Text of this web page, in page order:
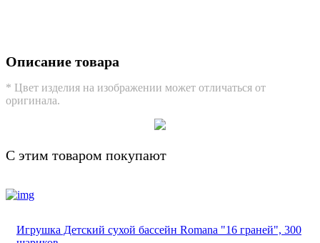
Описание товара
* Цвет изделия на изображении может отличаться от
оригинала.
С этим товаром покупают
Игрушка Детский сухой бассейн Romana "16 граней", 300